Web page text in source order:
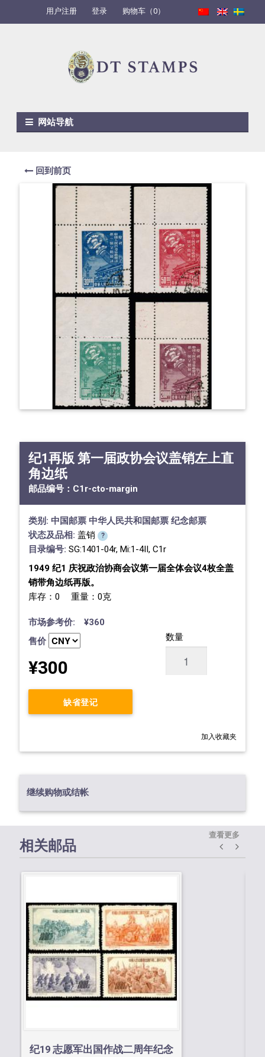
用户注册 登录 购物车（0）
网站导航
回到前页
纪1再版 第一届政协会议盖销左上直
角边纸
邮品编号： C1r-cto-margin
类别: 中国邮票 中华人民共和国邮票 纪念邮票
状态及品相: 盖销 ?
目录编号: SG:1401-04r, Mi:1-4II, C1r
1949 纪1 庆祝政治协商会议第一届全体会议4枚全盖
销带角边纸再版。
库存：0 重量：0克
市场参考价: ¥360
售价
¥300
数量
缺省登记
加入收藏夹
继续购物或结帐
相关邮品
查看更多
纪19 志愿军出国作战二周年纪念